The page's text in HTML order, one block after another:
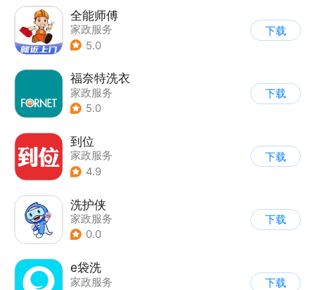
全能师傅
家政服务
5.0
下载
福奈特洗衣
家政服务
5.0
下载
到位
家政服务
4.9
下载
洗护侠
家政服务
0.0
下载
e袋洗
家政服务
下载